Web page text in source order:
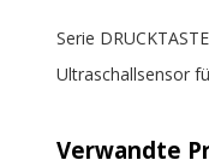
Serie
Ultraschallsensor
Verwandte